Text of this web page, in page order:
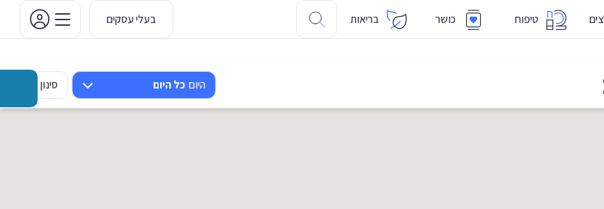
טיפוח כושר בריאות בעלי עסקים
היום כל היום סינון